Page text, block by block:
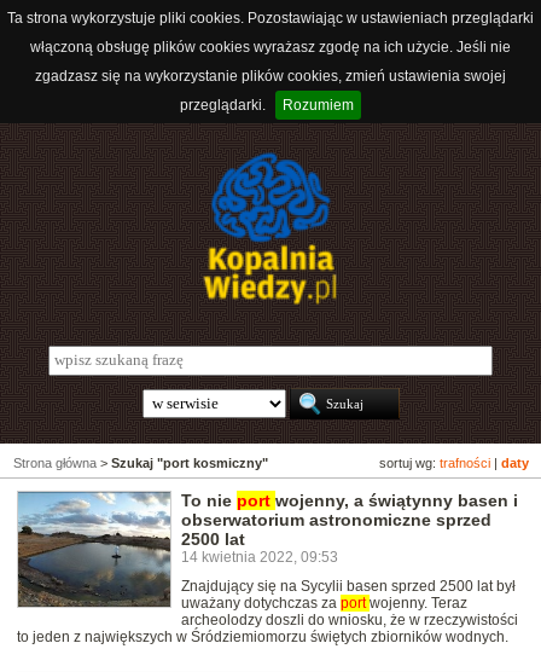
Ta strona wykorzystuje pliki cookies. Pozostawiając w ustawieniach przeglądarki
włączoną obsługę plików cookies wyrażasz zgodę na ich użycie. Jeśli nie
zgadzasz się na wykorzystanie plików cookies, zmień ustawienia swojej
przeglądarki.
Rozumiem
sortuj wg: trafności daty
Strona główna > Szukaj "port kosmiczny"
To nie port wojenny, a świątynny basen i
obserwatorium astronomiczne sprzed
2500 lat
14 kwietnia 2022, 09:53
Znajdujący się na Sycylii basen sprzed 2500 lat był
uważany dotychczas za portwojenny. Teraz
archeolodzy doszli do wniosku, że w rzeczywistości
to jeden z największych w Śródziemiomorzu świętych zbiorników wodnych.